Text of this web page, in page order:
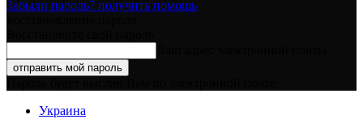
Забыли пароль? получить помощь
Украина